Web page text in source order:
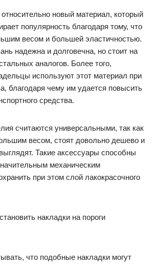
новый материал, который
популярность благодаря тому, что
весом и большей эластичностью.
надежна и долговечна, но стоит на
аналогов. Более того,
используют этот материал при
благодаря чему им удается повысить
средства.
считаются универсальными, так как
весом, стоят довольно дешево и
Такие аксессуары способны
механическим
при этом слой лакокрасочного
что подобные накладки могут